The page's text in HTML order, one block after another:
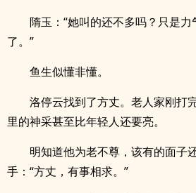
隋玉：“她叫的还不多吗？只是
了。”
鱼生似懂非懂。
洛停云找到了方丈。老人家刚打
里的神采甚至比年轻人还要亮。
明知道他为老不尊，该有的面子
手：“方丈，有事相求。”